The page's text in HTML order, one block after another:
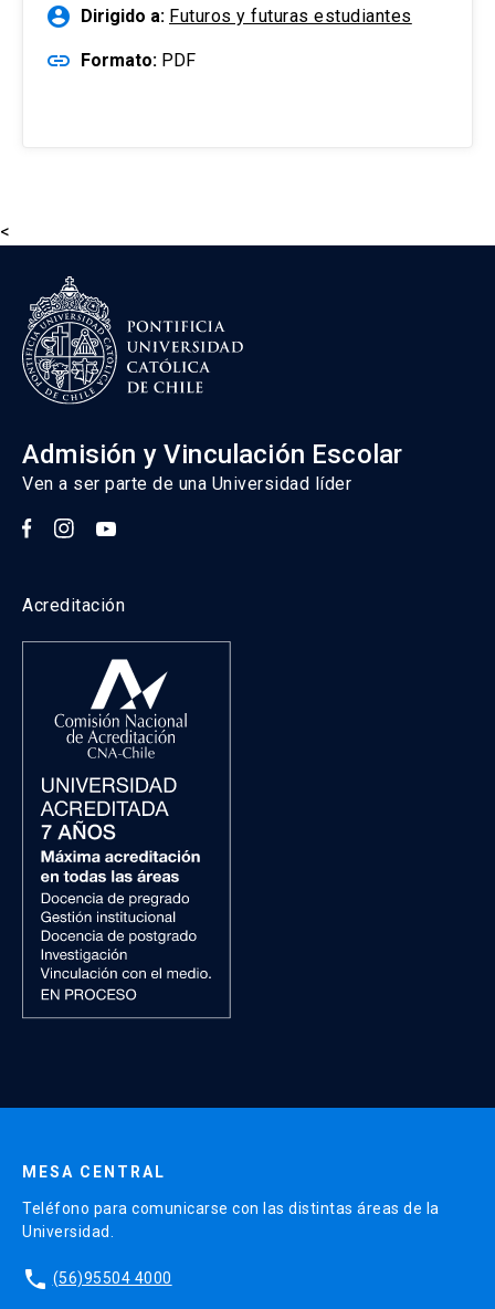
account_circle Dirigido a: Futuros y futuras estudiantes
link Formato: PDF
<
Admisión y Vinculación Escolar
Ven a ser parte de una Universidad líder
Acreditación
MESA CENTRAL
Teléfono para comunicarse con las distintas áreas de la
Universidad.
phone (56)95504 4000